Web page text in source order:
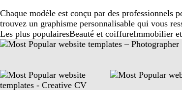
Chaque modèle est conçu par des professionnels
trouvez un graphisme personnalisable qui vous
New
templates
Les plus populairesBeauté et coiffureImmobilier